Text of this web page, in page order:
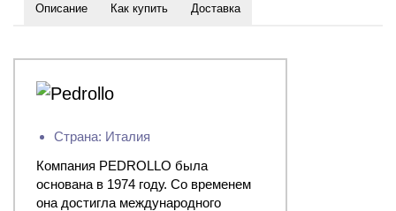
Описание Как купить Доставка
Страна: Италия
Компания PEDROLLO была
основана в 1974 году. Со временем
она достигла международного